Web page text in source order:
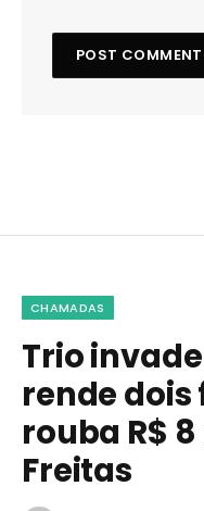
CHAMADAS
Trio
rende
rouba R$
Freitas